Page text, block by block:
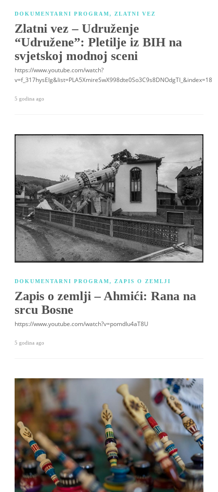
DOKUMENTARNI PROGRAM, ZLATNI VEZ
Zlatni vez – Udruženje
“Udružene”: Pletilje iz BIH na
svjetskoj modnoj sceni
https://www.youtube.com/watch?
v=f_317hysEIg&list=PLA5XmireSwX998dte0So3C9s8DNOdgTI_&index=18
5 godina ago
DOKUMENTARNI PROGRAM, ZAPIS O ZEMLJI
Zapis o zemlji – Ahmići: Rana na
srcu Bosne
https://www.youtube.com/watch?v=pomdIu4aT8U
5 godina ago